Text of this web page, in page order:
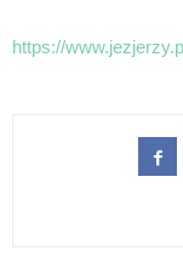
https://